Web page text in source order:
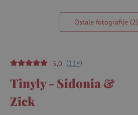
Ostale fotografije (2)
5,0 (11+)
Tinyly - Sidonia &
Zick